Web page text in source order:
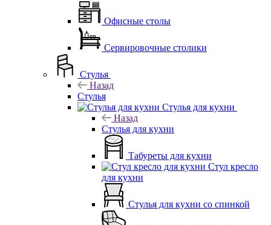
Офисные столы
Сервировочные столики
Стулья
Назад
Стулья
Стулья для кухни
Назад
Стулья для кухни
Табуреты для кухни
Стул кресло
для кухни
Стулья для кухни со спинкой